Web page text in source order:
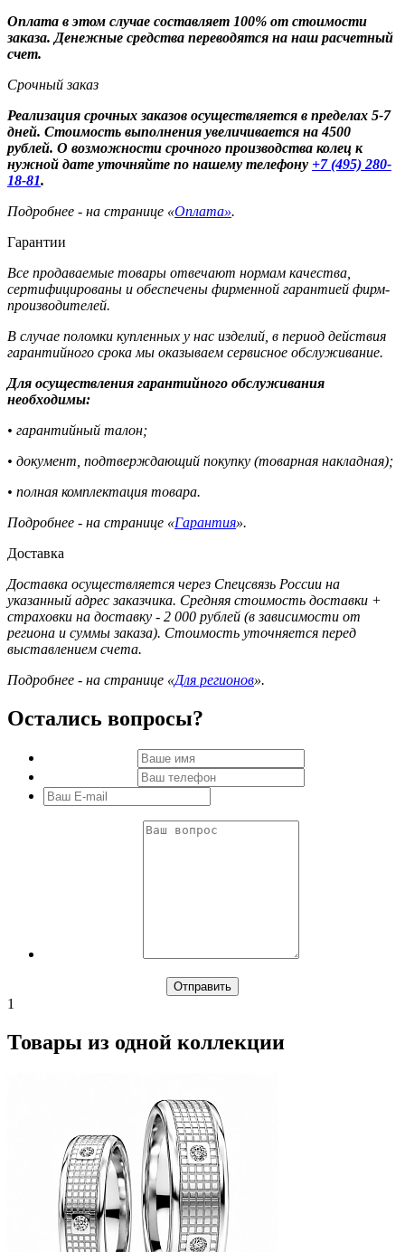
Оплата в этом случае составляет 100% от стоимости
заказа. Денежные средства переводятся на наш расчетный
счет.
Срочный заказ
Реализация срочных заказов осуществляется в пределах 5-7
дней. Стоимость выполнения увеличивается на 4500
рублей. О возможности срочного производства колец к
нужной дате уточняйте по нашему телефону +7 (495) 280-
18-81.
Подробнее - на странице «Оплата».
Гарантии
Все продаваемые товары отвечают нормам качества,
сертифицированы и обеспечены фирменной гарантией фирм-
производителей.
В случае поломки купленных у нас изделий, в период действия
гарантийного срока мы оказываем сервисное обслуживание.
Для осуществления гарантийного обслуживания
необходимы:
• гарантийный талон;
• документ, подтверждающий покупку (товарная накладная);
• полная комплектация товара.
Подробнее - на странице «Гарантия».
Доставка
Доставка осуществляется через Спецсвязь России на
указанный адрес заказчика. Средняя стоимость доставки +
страховки на доставку - 2 000 рублей (в зависимости от
региона и суммы заказа). Стоимость уточняется перед
выставлением счета.
Подробнее - на странице «Для регионов».
Остались вопросы?
1
Товары из одной коллекции